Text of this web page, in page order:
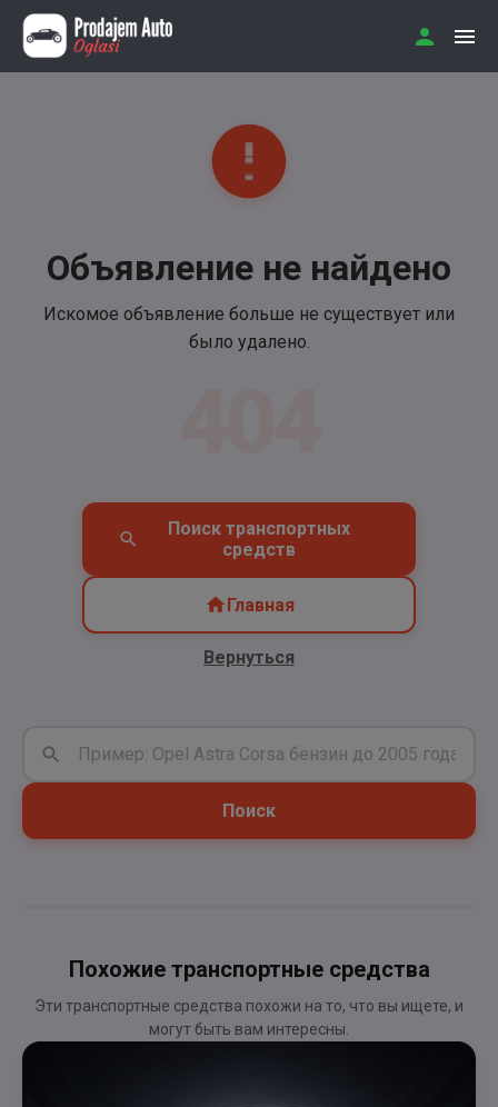
Объявление не найдено
Искомое объявление больше не существует или
было удалено.
Поиск транспортных
средств
Главная
Вернуться
Поиск
Похожие транспортные средства
Эти транспортные средства похожи на то, что вы ищете, и
могут быть вам интересны.